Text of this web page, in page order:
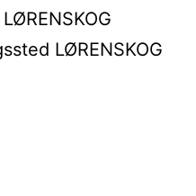
LØRENSKOG